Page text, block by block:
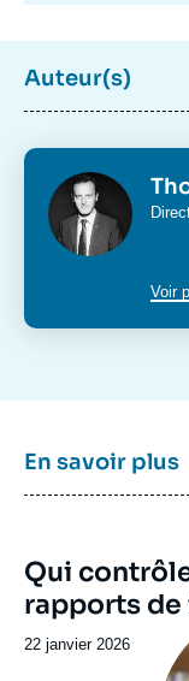
Auteur(s)
Photo
Voir
En savoir plus
Image
de
couverture
la
Qui
rapports
Date
22 janvier 2026